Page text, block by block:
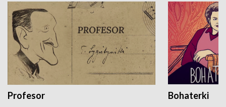
Profesor Bohaterki